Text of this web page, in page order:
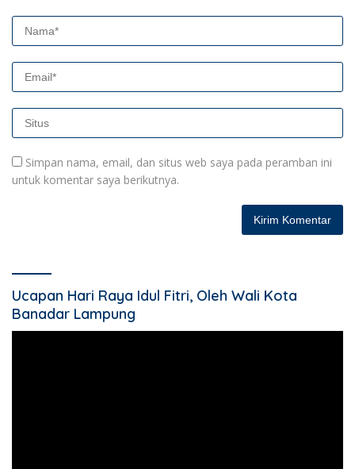
Simpan nama, email, dan situs web saya pada peramban ini
untuk komentar saya berikutnya.
Ucapan Hari Raya Idul Fitri, Oleh Wali Kota
Banadar Lampung